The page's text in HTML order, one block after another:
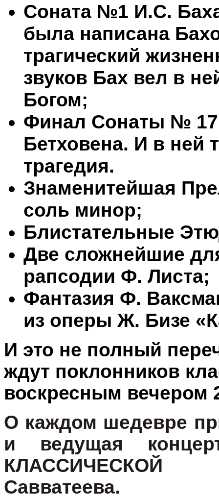
Соната №1 И.С.
была написана
трагический
звуков Бах вел в
Богом;
Финал Сонаты №
Бетховена. И в ней
трагедия.
Знаменитейшая
соль минор;
Блистательные
Две сложнейшие
рапсодии Ф. Листа;
Фантазия Ф.
из оперы Ж. Бизе
И это не полный
ждут поклонников
воскресным вечером
О каждом шедевре
и ведущая
Савватеева.